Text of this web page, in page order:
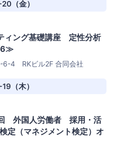
（金）
ング基礎講座 定性分析
6≫
6-4 RKビル2F 合同会社
（木）
回 外国人労働者 採用・活
定（マネジメント検定）オ